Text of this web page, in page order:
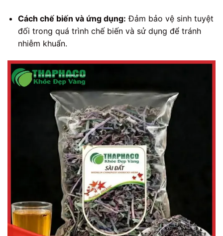
Cách chế biến và ứng dụng: Đảm bảo vệ sinh tuyệt
đối trong quá trình chế biến và sử dụng để tránh
nhiễm khuẩn.